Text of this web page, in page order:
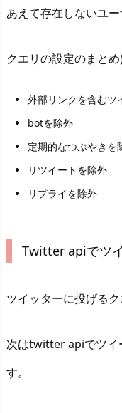
あえて存在しないユ
クエリの設定のまとめ
外部リンクを含むツ
botを除外
定期的なつぶやきを
リツイートを除外
リプライを除外
Twitter apiでツ
ツイッターに投げるク
次はtwitter apiでツイ
す。